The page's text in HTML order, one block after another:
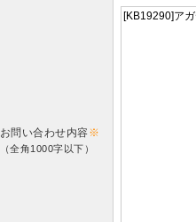
お問い合わせ内容※
（全角1000字以下）